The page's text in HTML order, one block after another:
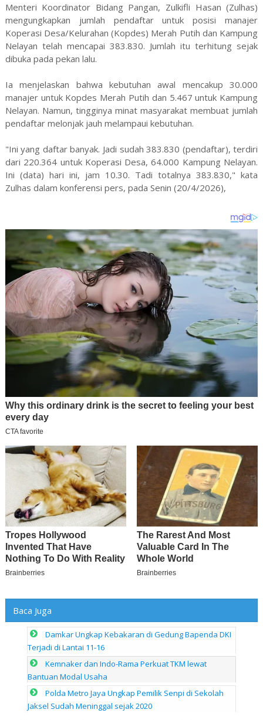
Menteri Koordinator Bidang Pangan, Zulkifli Hasan (Zulhas)
mengungkapkan jumlah pendaftar untuk posisi manajer
Koperasi Desa/Kelurahan (Kopdes) Merah Putih dan Kampung
Nelayan telah mencapai 383.830. Jumlah itu terhitung sejak
dibuka pada pekan lalu.
Ia menjelaskan bahwa kebutuhan awal mencakup 30.000
manajer untuk Kopdes Merah Putih dan 5.467 untuk Kampung
Nelayan. Namun, tingginya minat masyarakat membuat jumlah
pendaftar melonjak jauh melampaui kebutuhan.
"Ini yang daftar banyak. Jadi sudah 383.830 (pendaftar), terdiri
dari 220.364 untuk Koperasi Desa, 64.000 Kampung Nelayan.
Ini (data) hari ini, jam 10.30. Tadi totalnya 383.830," kata
Zulhas dalam konferensi pers, pada Senin (20/4/2026),
Baca Juga
Damkar Ungkap Kebakaran di Gedung Bapenda DKI
Terjadi di Lantai 11-16
Kemnaker dan Indo-Rama Perkuat TKM lewat
Bantuan Modal Usaha
Polda Metro Jaya Ungkap Pemilik Senpi di Sekolah
Jaksel Sudah Meninggal sejak 2020